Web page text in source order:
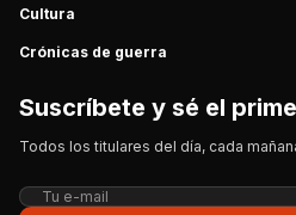
Cultura
Crónicas de guerra
Suscríbete y sé el
Todos los titulares del día, cada